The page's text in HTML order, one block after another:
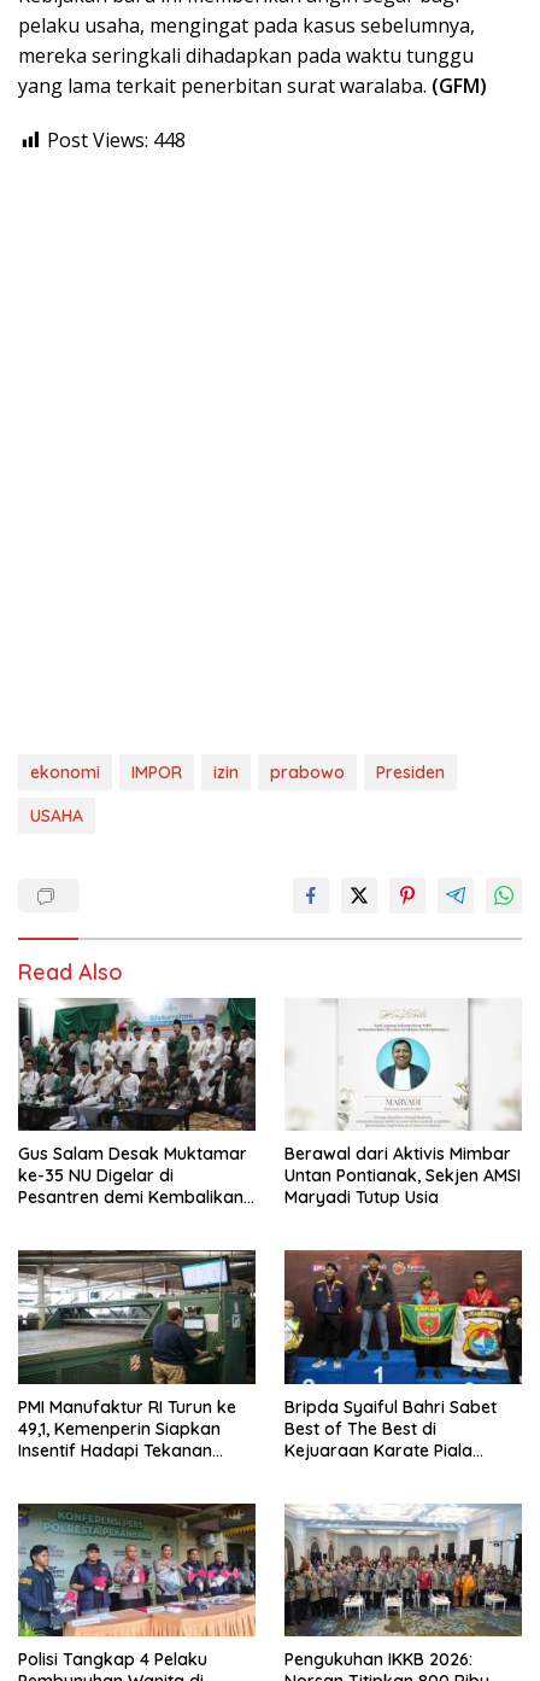
pelaku usaha, mengingat pada kasus sebelumnya,
mereka seringkali dihadapkan pada waktu tunggu
yang lama terkait penerbitan surat waralaba. (GFM)
Post Views: 448
ekonomi IMPOR izin prabowo
Presiden
USAHA
Read Also
Gus Salam Desak Muktamar
ke-35 NU Digelar di
Pesantren demi Kembalikan
Berawal dari Aktivis Mimbar
Untan Pontianak, Sekjen AMSI
Maryadi Tutup Usia
PMI Manufaktur RI Turun ke
49,1, Kemenperin Siapkan
Insentif Hadapi Tekanan
Bripda Syaiful Bahri Sabet
Best of The Best di
Kejuaraan Karate Piala
Polisi Tangkap 4 Pelaku
Pengukuhan IKKB 2026: